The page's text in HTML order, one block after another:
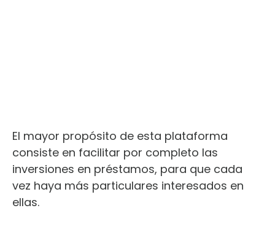
El mayor propósito de esta plataforma
consiste en facilitar por completo las
inversiones en préstamos, para que cada
vez haya más particulares interesados en
ellas.